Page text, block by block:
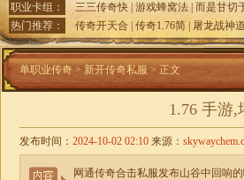
职业卡组：
三三传奇快 游戏蜂窝法 而是甘切
热门推荐：
传奇开天合 传奇1.76简 屠龙战神道
单职业传奇 > 新开传奇私服 > 正文
1.76 手游
发布时间： 2024-10-02 02:10 来源：
网通传奇合击私服发布山谷中回响